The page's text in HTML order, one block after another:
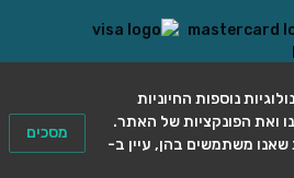
נוספות החיוניות
ואת הפונקציות של האתר.
שאנו משתמשים בהן, עיין ב-
מסכים
© 2020 www.we4rent.com
N1 Creative